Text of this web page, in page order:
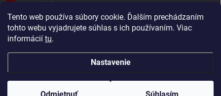
Tento web používa súbory cookie. Ďalším prechádzaním
tohto webu vyjadrujete súhlas s ich používaním. Viac
informácií tu.
Nastavenie
Facebook
+421907666737
Navštívte náš YouTube kanál
Copyright 2026Oravec nábytok . Všetky práva vyhradené.